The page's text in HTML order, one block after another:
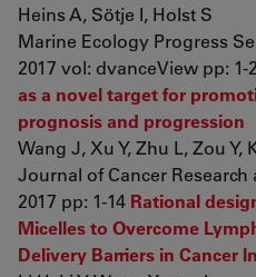
Heins A, Sötje I, Holst S
Marine Ecology Progress
2017 vol: dvanceView pp: 1-
as a novel target for
prognosis and progression
Wang J, Xu Y, Zhu L, Zou Y,
Journal of Cancer
2017 pp: 1-14 Rational
Micelles to Overcome
Delivery Barriers in Cancer